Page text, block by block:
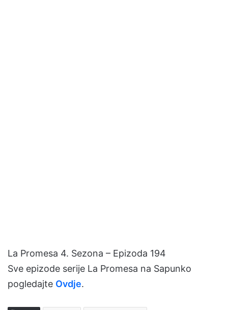
La Promesa 4. Sezona – Epizoda 194
Sve epizode serije La Promesa na Sapunko
pogledajte Ovdje.